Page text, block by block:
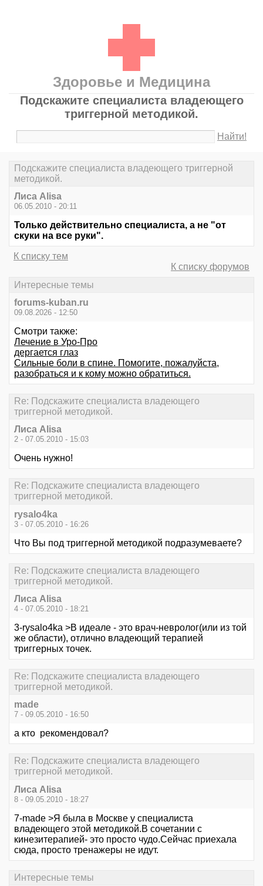
Здоровье и Медицина
Подскажите специалиста владеющего
триггерной методикой.
Найти!
Подскажите специалиста владеющего триггерной
методикой.
Лиса Alisa
06.05.2010 - 20:11
Только действительно специалиста, а не "от
скуки на все руки".
К списку тем
К списку форумов
Интересные темы
forums-kuban.ru
09.08.2026 - 12:50
Смотри также:
Лечение в Уро-Про
дергается глаз
Сильные боли в спине. Помогите, пожалуйста,
разобраться и к кому можно обратиться.
Re: Подскажите специалиста владеющего
триггерной методикой.
Лиса Alisa
2 - 07.05.2010 - 15:03
Очень нужно!
Re: Подскажите специалиста владеющего
триггерной методикой.
rysalo4ka
3 - 07.05.2010 - 16:26
Что Вы под триггерной методикой подразумеваете?
Re: Подскажите специалиста владеющего
триггерной методикой.
Лиса Alisa
4 - 07.05.2010 - 18:21
3-rysalo4ka >В идеале - это врач-невролог(или из той
же области), отлично владеющий терапией
триггерных точек.
Re: Подскажите специалиста владеющего
триггерной методикой.
made
7 - 09.05.2010 - 16:50
а кто рекомендовал?
Re: Подскажите специалиста владеющего
триггерной методикой.
Лиса Alisa
8 - 09.05.2010 - 18:27
7-made >Я была в Москве у специалиста
владеющего этой методикой.В сочетании с
кинезитерапией- это просто чудо.Сейчас приехала
сюда, просто тренажеры не идут.
Интересные темы